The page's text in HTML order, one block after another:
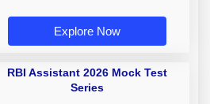
Explore Now
RBI Assistant 2026 Mock Test
Series